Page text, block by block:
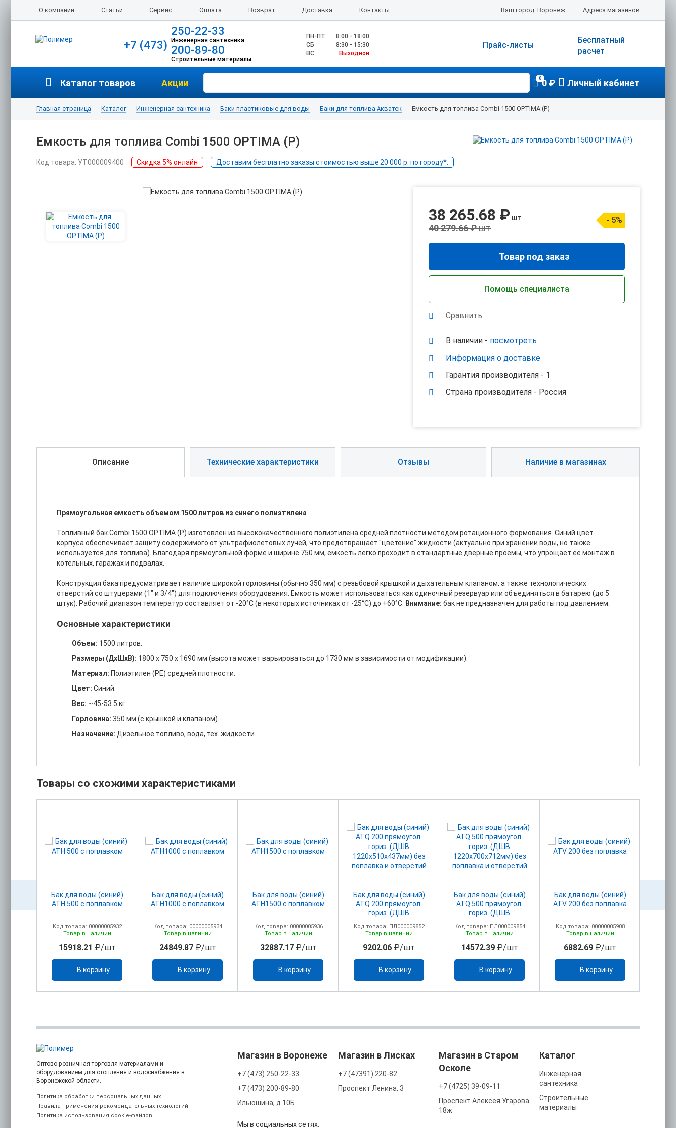
О компании Статьи Сервис Оплата Возврат Доставка Контакты Адреса магазинов
Ваш город: Воронеж
+7 (473)
250-22-33
Инженерная сантехника
200-89-80
Строительные материалы
ПН-ПТ
8:00 - 18:00
CБ
8:30 - 15:30
ВС
Выходной
Бесплатный
расчет
Прайс-листы
Каталог товаров Акции 00 ₽ Личный кабинет
Главная страница Каталог Инженерная сантехника Баки пластиковые для воды Баки для топлива Акватек Емкость для топлива Combi 1500 OPTIMA (Р)
Емкость для топлива Combi 1500 OPTIMA (Р)
Код товара: УТ000009400 Скидка 5% онлайн Доставим бесплатно заказы стоимостью выше 20 000 р. по городу*.
38 265.68 ₽ шт
40 279.66 ₽шт
- 5%
Товар под заказ
Помощь специалиста
Сравнить
В наличии - посмотреть
Информация о доставке
Гарантия производителя - 1
Страна производителя - Россия
Описание Технические характеристики Отзывы Наличие в магазинах
Прямоугольная емкость объемом 1500 литров из синего полиэтилена
Топливный бак Combi 1500 OPTIMA (Р) изготовлен из высококачественного полиэтилена средней плотности методом ротационного формования. Синий цвет
корпуса обеспечивает защиту содержимого от ультрафиолетовых лучей, что предотвращает "цветение" жидкости (актуально при хранении воды, но также
используется для топлива). Благодаря прямоугольной форме и ширине 750 мм, емкость легко проходит в стандартные дверные проемы, что упрощает её монтаж в
котельных, гаражах и подвалах.
Конструкция бака предусматривает наличие широкой горловины (обычно 350 мм) с резьбовой крышкой и дыхательным клапаном, а также технологических
отверстий со штуцерами (1" и 3/4") для подключения оборудования. Емкость может использоваться как одиночный резервуар или объединяться в батарею (до 5
штук). Рабочий диапазон температур составляет от -20°C (в некоторых источниках от -25°C) до +60°C. Внимание: бак не предназначен для работы под давлением.
Основные характеристики
Объем: 1500 литров.
Размеры (ДхШхВ): 1800 x 750 x 1690 мм (высота может варьироваться до 1730 мм в зависимости от модификации).
Материал: Полиэтилен (PE) средней плотности.
Цвет: Синий.
Вес: ~45-53.5 кг.
Горловина: 350 мм (с крышкой и клапаном).
Назначение: Дизельное топливо, вода, тех. жидкости.
Товары со схожими характеристиками
Бак для воды (синий)
ATH 500 с поплавком
Код товара: 00000005932
Товар в наличии
15918.21 ₽/шт
В корзину
Бак для воды (синий)
ATH1000 с поплавком
Код товара: 00000005934
Товар в наличии
24849.87₽/шт
В корзину
Бак для воды (синий)
ATH1500 с поплавком
Код товара: 00000005936
Товар в наличии
32887.17₽/шт
В корзину
Бак для воды (синий)
ATQ 200 прямоугол.
гориз. (ДШВ
1220х510х437мм) без
поплавка и отверстий
Код товара: ПЛ000009852
Товар в наличии
9202.06 ₽/шт
В корзину
Бак для воды (синий)
ATQ 500 прямоугол.
гориз. (ДШВ
1220х700х712мм) без
поплавка и отверстий
Код товара: ПЛ000009854
Товар в наличии
14572.39₽/шт
В корзину
Бак для воды (синий)
ATV 200 без поплавка
Код товара: 00000005908
Товар в наличии
6882.69 ₽/шт
В корзину
Оптово-розничная торговля материалами и
оборудованием для отопления и водоснабжения в
Воронежской области.
Политика обработки персональных данных
Правила применения рекомендательных технологий
Политика использования cookie-файлов
Магазин в Воронеже
+7 (473) 250-22-33
+7 (473) 200-89-80
Ильюшина, д.10Б
Мы в социальных сетях:
Магазин в Лисках
+7 (47391) 220-82
Проспект Ленина, 3
Магазин в Старом
Осколе
+7 (4725) 39-09-11
Проспект Алексея Угарова
18ж
Каталог
Инженерная
сантехника
Строительные
материалы